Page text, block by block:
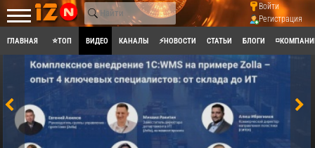
Войти
Регистрация
ГЛАВНАЯ ⭐ТОП ВИДЕО КАНАЛЫ ⚡НОВОСТИ СТАТЬИ БЛОГИ